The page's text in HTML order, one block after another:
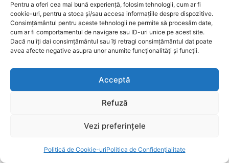
Pentru a oferi cea mai bună experiență, folosim tehnologii, cum ar fi
cookie-uri, pentru a stoca și/sau accesa informațiile despre dispozitive.
Consimțământul pentru aceste tehnologii ne permite să procesăm date,
cum ar fi comportamentul de navigare sau ID-uri unice pe acest site.
Dacă nu îți dai consimțământul sau îți retragi consimțământul dat poate
avea afecte negative asupra unor anumite funcționalități și funcții.
Acceptă
Refuză
Vezi preferințele
Politică de Cookie-uriPolitica de Confidențialitate